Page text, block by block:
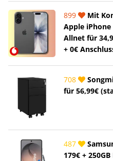
899
Mit
Apple iPhone
Allnet für
+ 0€
708
für 56,99€
487
179€ +